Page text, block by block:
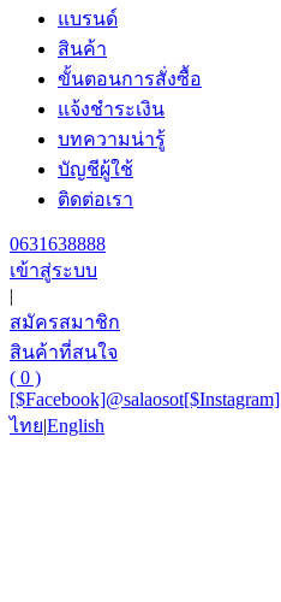
แบรนด์
สินค้า
ขั้นตอนการสั่งซื้อ
แจ้งชำระเงิน
บทความน่ารู้
บัญชีผู้ใช้
ติดต่อเรา
0631638888
เข้าสู่ระบบ
|
สมัครสมาชิก
สินค้าที่สนใจ
( 0 )
[$Facebook]@salaosot[$Instagram]
ไทย|English